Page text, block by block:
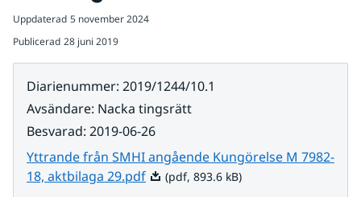
Uppdaterad 5 november 2024
Publicerad 28 juni 2019
Diarienummer: 2019/1244/10.1
Avsändare: Nacka tingsrätt
Besvarad: 2019-06-26
Yttrande från SMHI angående Kungörelse M 7982-
18, aktbilaga 29.pdfPdf, 893.6 kB.
(pdf, 893.6 kB)